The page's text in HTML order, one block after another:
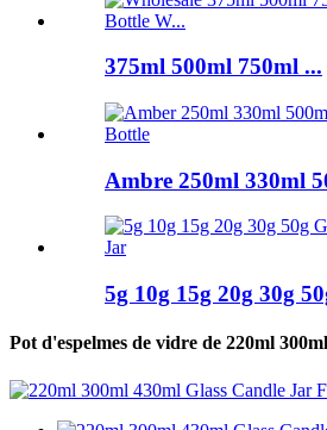
375ml 500ml 750ml ...
Ambre 250ml 330ml
5g 10g 15g 20g 30g
Pot d'espelmes de vidre de 220ml